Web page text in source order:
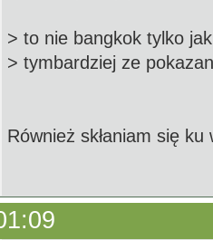
> to nie bangkok tylko
> tymbardziej ze
Również skłaniam się